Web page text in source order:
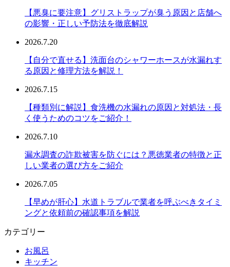
【悪臭に要注意】グリストラップが臭う原因と店舗へ
の影響・正しい予防法を徹底解説
2026.7.20
【自分で直せる】洗面台のシャワーホースが水漏れす
る原因と修理方法を解説！
2026.7.15
【種類別に解説】食洗機の水漏れの原因と対処法・長
く使うためのコツをご紹介！
2026.7.10
漏水調査の詐欺被害を防ぐには？悪徳業者の特徴と正
しい業者の選び方をご紹介
2026.7.05
【早めが肝心】水道トラブルで業者を呼ぶべきタイミ
ングと依頼前の確認事項を解説
カテゴリー
お風呂
キッチン